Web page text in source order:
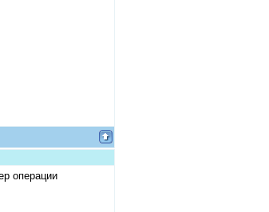
операции